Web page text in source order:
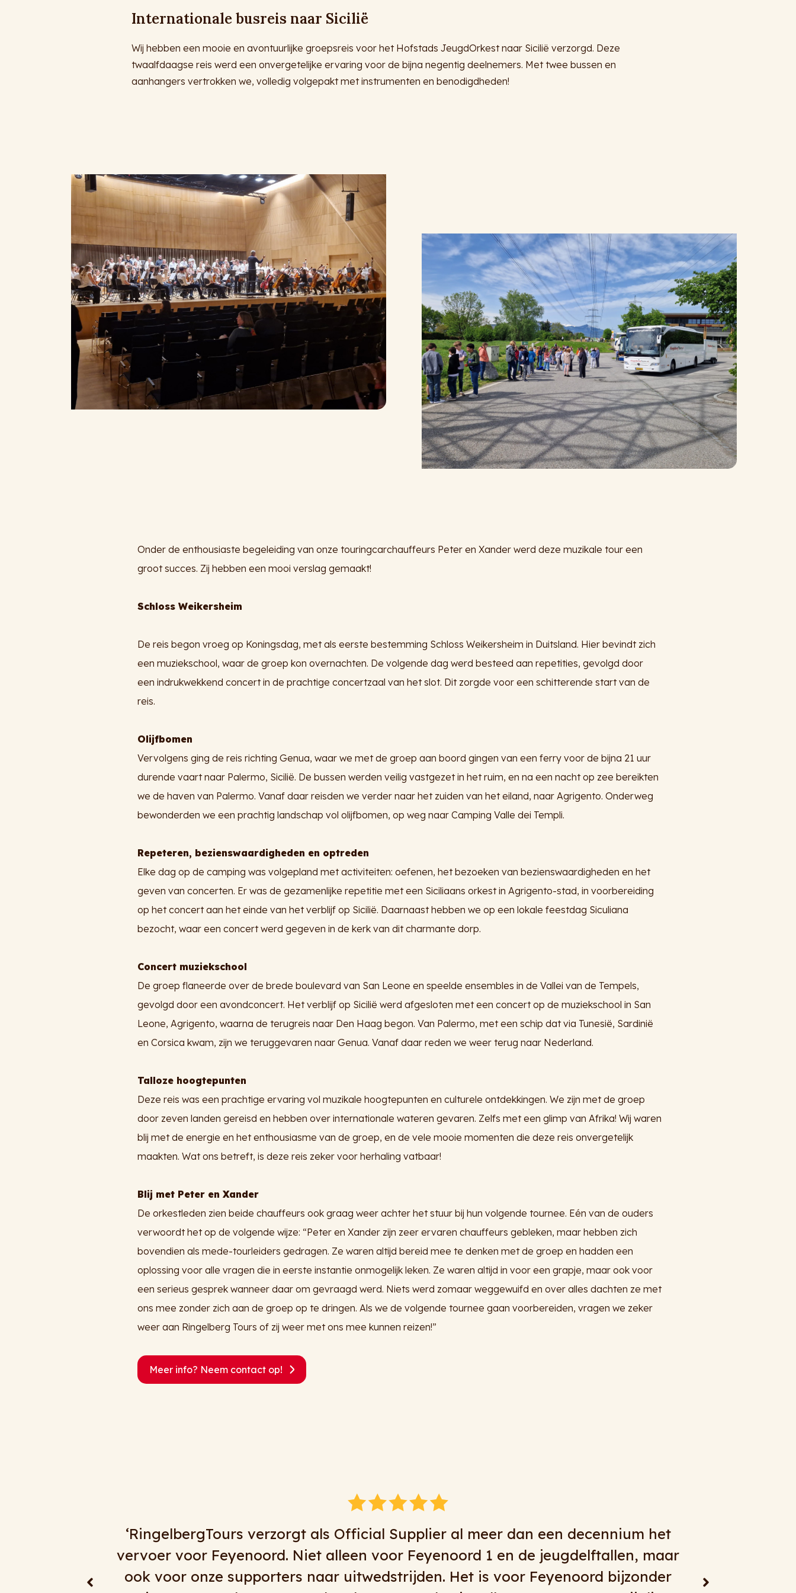
Internationale busreis naar Sicilië
Wij hebben een mooie en avontuurlijke groepsreis voor het Hofstads JeugdOrkest naar Sicilië verzorgd. Deze
twaalfdaagse reis werd een onvergetelijke ervaring voor de bijna negentig deelnemers. Met twee bussen en
aanhangers vertrokken we, volledig volgepakt met instrumenten en benodigdheden!
Onder de enthousiaste begeleiding van onze touringcarchauffeurs Peter en Xander werd deze muzikale tour een
groot succes. Zij hebben een mooi verslag gemaakt!
Schloss Weikersheim
De reis begon vroeg op Koningsdag, met als eerste bestemming Schloss Weikersheim in Duitsland. Hier bevindt zich
een muziekschool, waar de groep kon overnachten. De volgende dag werd besteed aan repetities, gevolgd door
een indrukwekkend concert in de prachtige concertzaal van het slot. Dit zorgde voor een schitterende start van de
reis.
Olijfbomen
Vervolgens ging de reis richting Genua, waar we met de groep aan boord gingen van een ferry voor de bijna 21 uur
durende vaart naar Palermo, Sicilië. De bussen werden veilig vastgezet in het ruim, en na een nacht op zee bereikten
we de haven van Palermo. Vanaf daar reisden we verder naar het zuiden van het eiland, naar Agrigento. Onderweg
bewonderden we een prachtig landschap vol olijfbomen, op weg naar Camping Valle dei Templi.
Repeteren, bezienswaardigheden en optreden
Elke dag op de camping was volgepland met activiteiten: oefenen, het bezoeken van bezienswaardigheden en het
geven van concerten. Er was de gezamenlijke repetitie met een Siciliaans orkest in Agrigento-stad, in voorbereiding
op het concert aan het einde van het verblijf op Sicilië. Daarnaast hebben we op een lokale feestdag Siculiana
bezocht, waar een concert werd gegeven in de kerk van dit charmante dorp.
Concert muziekschool
De groep flaneerde over de brede boulevard van San Leone en speelde ensembles in de Vallei van de Tempels,
gevolgd door een avondconcert. Het verblijf op Sicilië werd afgesloten met een concert op de muziekschool in San
Leone, Agrigento, waarna de terugreis naar Den Haag begon. Van Palermo, met een schip dat via Tunesië, Sardinië
en Corsica kwam, zijn we teruggevaren naar Genua. Vanaf daar reden we weer terug naar Nederland.
Talloze hoogtepunten
Deze reis was een prachtige ervaring vol muzikale hoogtepunten en culturele ontdekkingen. We zijn met de groep
door zeven landen gereisd en hebben over internationale wateren gevaren. Zelfs met een glimp van Afrika! Wij waren
blij met de energie en het enthousiasme van de groep, en de vele mooie momenten die deze reis onvergetelijk
maakten. Wat ons betreft, is deze reis zeker voor herhaling vatbaar!
Blij met Peter en Xander
De orkestleden zien beide chauffeurs ook graag weer achter het stuur bij hun volgende tournee. Eén van de ouders
verwoordt het op de volgende wijze: “Peter en Xander zijn zeer ervaren chauffeurs gebleken, maar hebben zich
bovendien als mede-tourleiders gedragen. Ze waren altijd bereid mee te denken met de groep en hadden een
oplossing voor alle vragen die in eerste instantie onmogelijk leken. Ze waren altijd in voor een grapje, maar ook voor
een serieus gesprek wanneer daar om gevraagd werd. Niets werd zomaar weggewuifd en over alles dachten ze met
ons mee zonder zich aan de groep op te dringen. Als we de volgende tournee gaan voorbereiden, vragen we zeker
weer aan Ringelberg Tours of zij weer met ons mee kunnen reizen!”
Meer info? Neem contact op!
‘Al jaren doen wij naar volle tevredenheid zaken met RingelbergTours. Alles kan en
alles mag, tenminste het meeste dan . Voor korte transfers, dagtochten, meerdaagse
reizen, goede chauffeurs, flexibiliteit en mooie bussen moet je bij RingelbergTours